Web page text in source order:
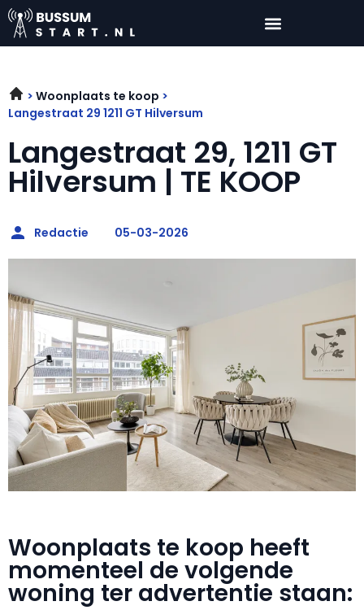
Woonplaats te koop
Langestraat 29 1211 GT Hilversum
Langestraat 29, 1211 GT
Hilversum | TE KOOP
Redactie 05-03-2026
Woonplaats te koop heeft
momenteel de volgende
woning ter advertentie staan: